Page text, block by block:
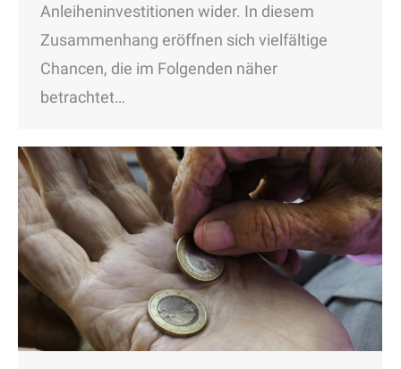
Anleiheninvestitionen wider. In diesem
Zusammenhang eröffnen sich vielfältige
Chancen, die im Folgenden näher
betrachtet…